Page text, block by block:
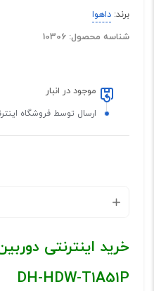
برند: داهوا
شناسه محصول: 10306
موجود در انبار
ارسال توسط فروشگاه
خرید اینترنتی
DH-HDW-T1A51P